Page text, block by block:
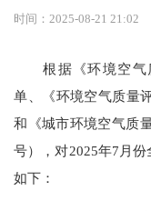
时间：2025-08-21 21:02
根据《环境空气
单、《环境空气质量
和《城市环境空气质
号），对2025年7 月份
如下：